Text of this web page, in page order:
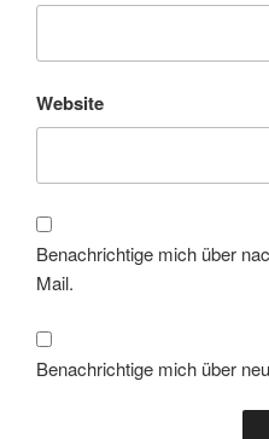
Website
Benachrichtige mich über
Mail.
Benachrichtige mich über